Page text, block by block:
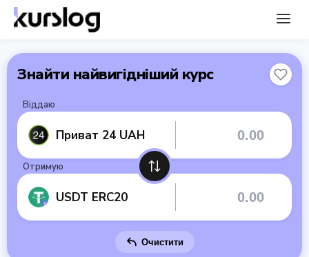
Знайти найвигідніший курс
Віддаю
Приват 24 UAH
Отримую
USDT ERC20
Очистити